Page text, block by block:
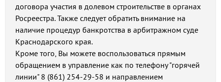
договора участия в долевом строительстве в органах
Росреестра. Также следует обратить внимание на
наличие процедур банкротства в арбитражном суде
Краснодарского края.
Кроме того, Вы можете воспользоваться прямым
обращением в управление как по телефону "горячей
линии" 8 (861) 254-29-58 и направлением